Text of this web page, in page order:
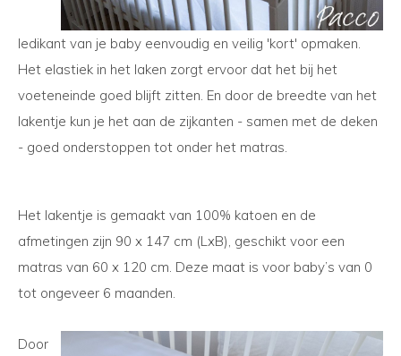
ledikant van je baby eenvoudig en veilig 'kort' opmaken.
Het elastiek in het laken zorgt ervoor dat het bij het
voeteneinde goed blijft zitten. En door de breedte van het
lakentje kun je het aan de zijkanten - samen met de deken
- goed onderstoppen tot onder het matras.
Het lakentje is gemaakt van 100% katoen en de
afmetingen zijn 90 x 147 cm (LxB), geschikt voor een
matras van 60 x 120 cm. Deze maat is voor baby’s van 0
tot ongeveer 6 maanden.
Door